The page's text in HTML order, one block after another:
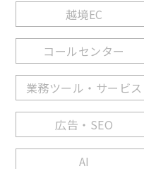
越境EC
コールセンター
業務ツール・サービス
広告・SEO
AI